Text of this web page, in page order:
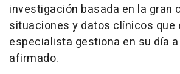
investigación basada en la gran
situaciones y datos clínicos que
especialista gestiona en su día a
afirmado.